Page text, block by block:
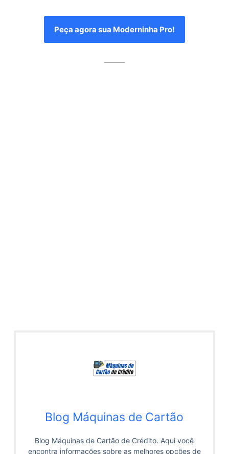
Peça agora sua Moderninha Pro!
Blog Máquinas de Cartão
Blog Máquinas de Cartão de Crédito. Aqui você
encontra informações sobre as melhores opções de